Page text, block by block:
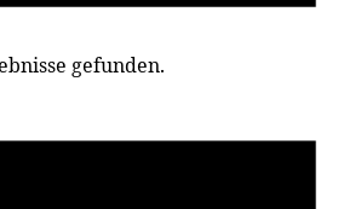
gefunden.